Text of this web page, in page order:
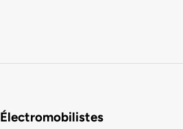
Électromobilistes